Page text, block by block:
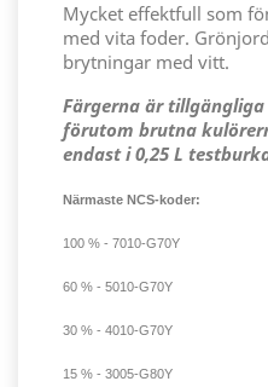
Mycket effektfull som
med vita foder.
brytningar med vitt.
Färgerna är tillgängliga
förutom brutna
endast i 0,25 L
Närmaste NCS-koder:
100 % - 7010-G70Y
60 % - 5010-G70Y
30 % - 4010-G70Y
15 % - 3005-G80Y